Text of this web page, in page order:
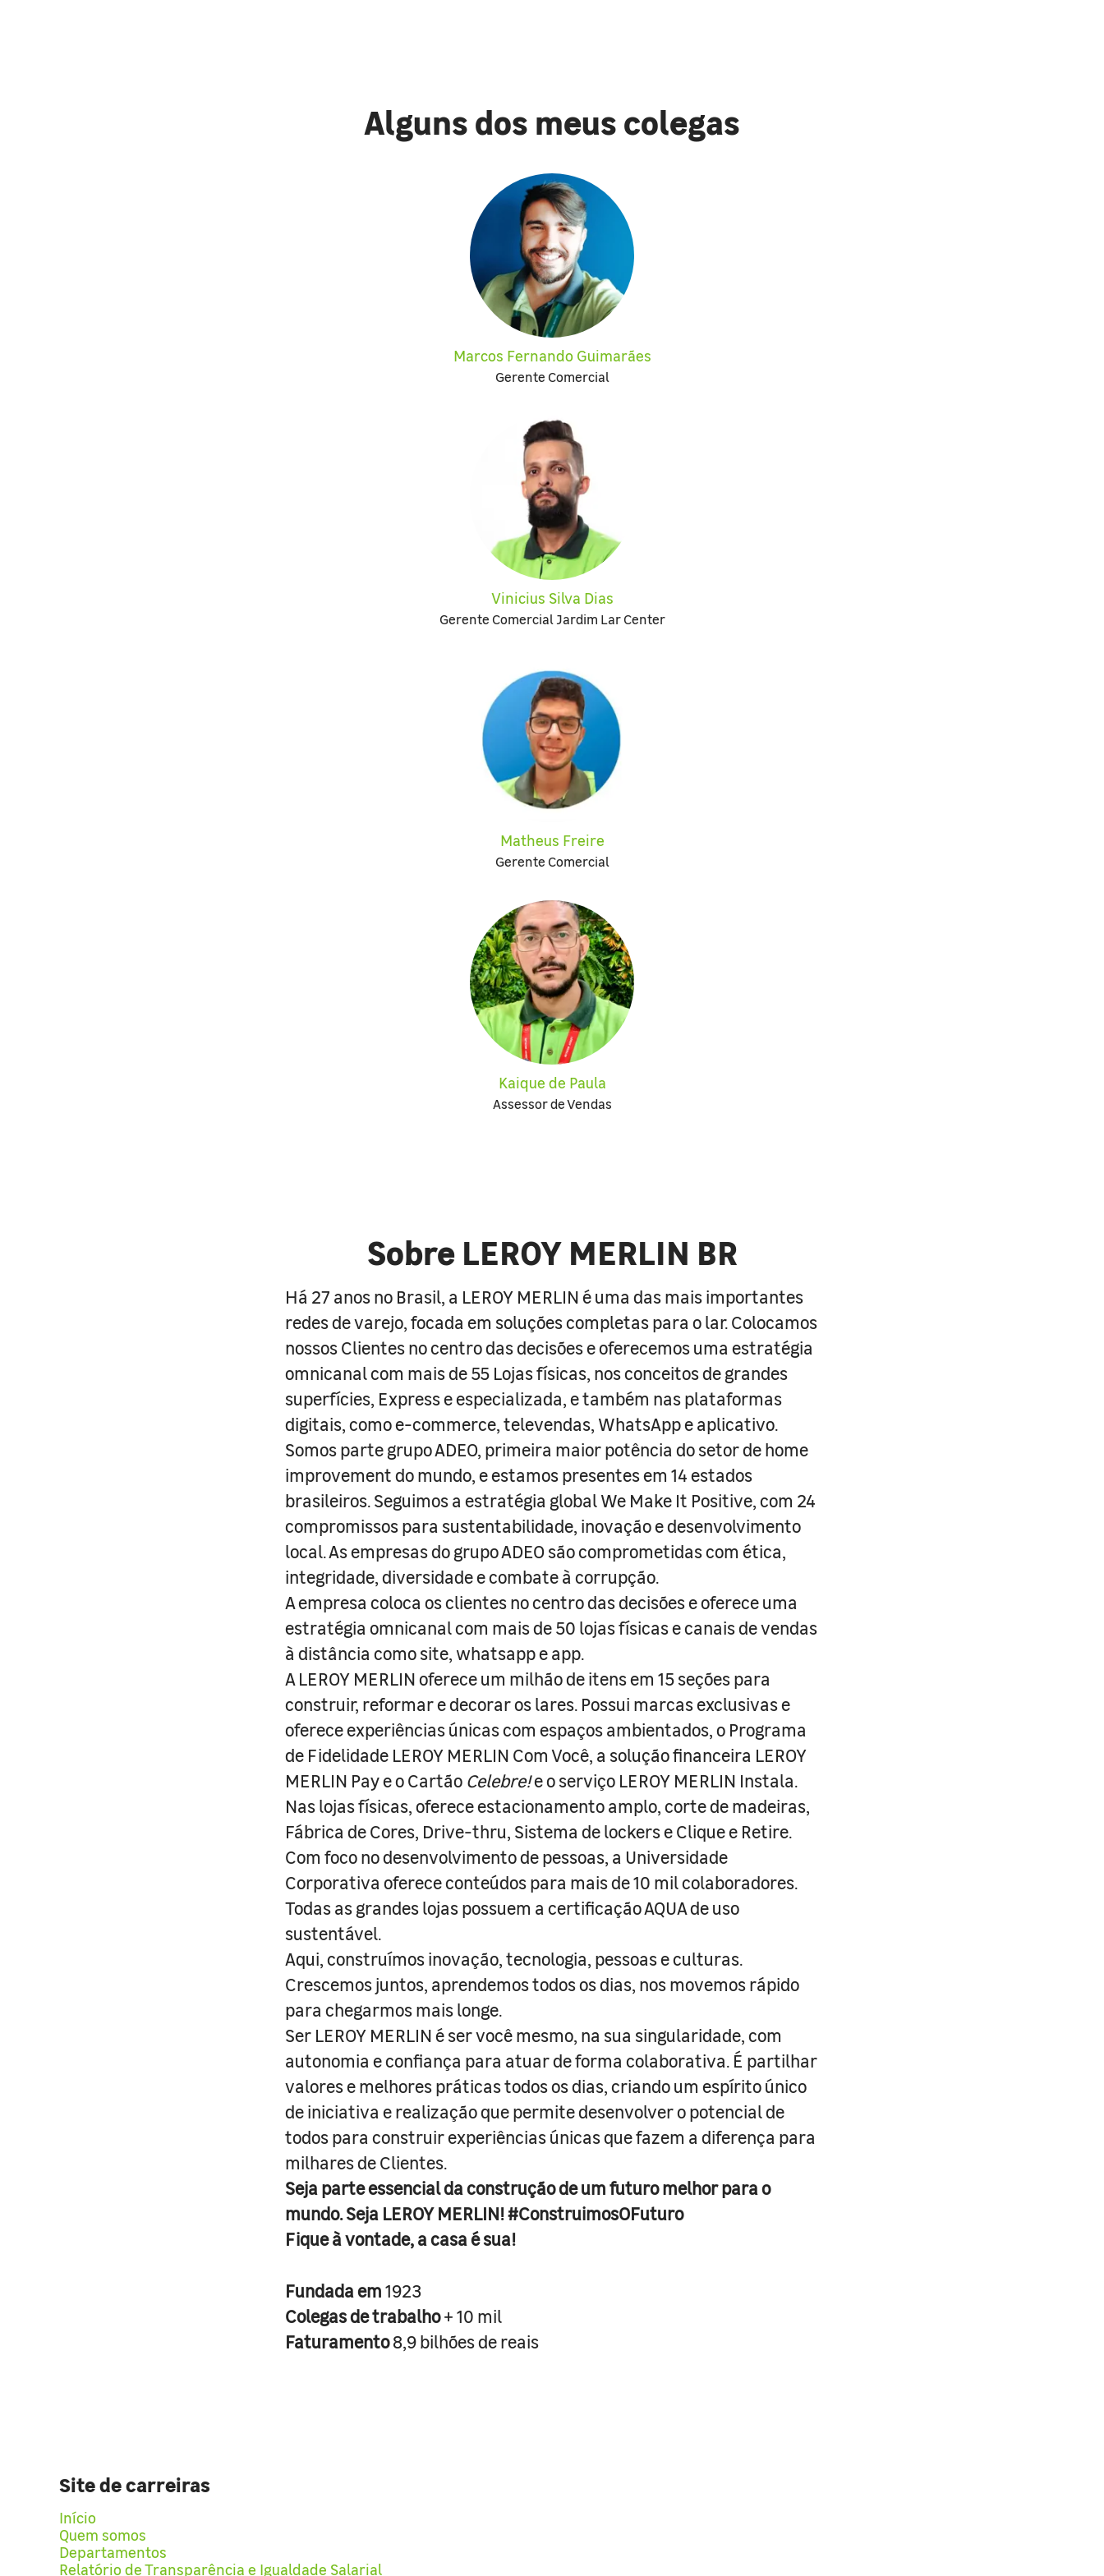
Alguns dos meus colegas
Marcos Fernando Guimarães
Gerente Comercial
Vinicius Silva Dias
Gerente Comercial Jardim Lar Center
Matheus Freire
Gerente Comercial
Kaique de Paula
Assessor de Vendas
Sobre LEROY MERLIN BR
Há 27 anos no Brasil, a LEROY MERLIN é uma das mais importantes
redes de varejo, focada em soluções completas para o lar. Colocamos
nossos Clientes no centro das decisões e oferecemos uma estratégia
omnicanal com mais de 55 Lojas físicas, nos conceitos de grandes
superfícies, Express e especializada, e também nas plataformas
digitais, como e-commerce, televendas, WhatsApp e aplicativo.
Somos parte grupo ADEO, primeira maior potência do setor de home
improvement do mundo, e estamos presentes em 14 estados
brasileiros. Seguimos a estratégia global We Make It Positive, com 24
compromissos para sustentabilidade, inovação e desenvolvimento
local. As empresas do grupo ADEO são comprometidas com ética,
integridade, diversidade e combate à corrupção.
A empresa coloca os clientes no centro das decisões e oferece uma
estratégia omnicanal com mais de 50 lojas físicas e canais de vendas
à distância como site, whatsapp e app.
A LEROY MERLIN oferece um milhão de itens em 15 seções para
construir, reformar e decorar os lares. Possui marcas exclusivas e
oferece experiências únicas com espaços ambientados, o Programa
de Fidelidade LEROY MERLIN Com Você, a solução financeira LEROY
MERLIN Pay e o Cartão Celebre!e o serviço LEROY MERLIN Instala.
Nas lojas físicas, oferece estacionamento amplo, corte de madeiras,
Fábrica de Cores, Drive-thru, Sistema de lockers e Clique e Retire.
Com foco no desenvolvimento de pessoas, a Universidade
Corporativa oferece conteúdos para mais de 10 mil colaboradores.
Todas as grandes lojas possuem a certificação AQUA de uso
sustentável.
Aqui, construímos inovação, tecnologia, pessoas e culturas.
Crescemos juntos, aprendemos todos os dias, nos movemos rápido
para chegarmos mais longe.
Ser LEROY MERLIN é ser você mesmo, na sua singularidade, com
autonomia e confiança para atuar de forma colaborativa. É partilhar
valores e melhores práticas todos os dias, criando um espírito único
de iniciativa e realização que permite desenvolver o potencial de
todos para construir experiências únicas que fazem a diferença para
milhares de Clientes.
Seja parte essencial da construção de um futuro melhor para o
mundo. Seja LEROY MERLIN! #ConstruimosOFuturo
Fique à vontade, a casa é sua!
Fundada em1923
Colegas de trabalho+ 10 mil
Faturamento8,9 bilhões de reais
Site de carreiras
Início
Quem somos
Departamentos
Relatório de Transparência e Igualdade Salarial